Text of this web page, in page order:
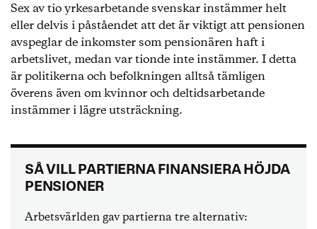
Sex av tio yrkesarbetande svenskar instämmer helt
eller delvis i påståendet att det är viktigt att pensionen
avspeglar de inkomster som pensionären haft i
arbetslivet, medan var tionde inte instämmer. I detta
är politikerna och befolkningen alltså tämligen
överens även om kvinnor och deltidsarbetande
instämmer i lägre utsträckning.
SÅ VILL PARTIERNA FINANSIERA HÖJDA
PENSIONER
Arbetsvärlden gav partierna tre alternativ: